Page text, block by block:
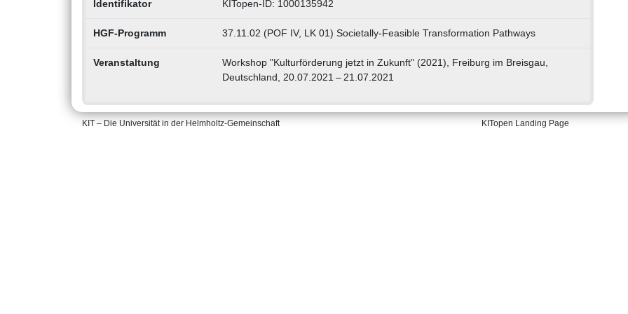
Identifikator KITopen-ID: 1000135942
HGF-Programm 37.11.02 (POF IV, LK 01) Societally-Feasible Transformation Pathways
Veranstaltung
Workshop "Kulturförderung jetzt in Zukunft" (2021), Freiburg im Breisgau,
Deutschland, 20.07.2021 – 21.07.2021
KIT – Die Universität in der Helmholtz-Gemeinschaft KITopen Landing Page